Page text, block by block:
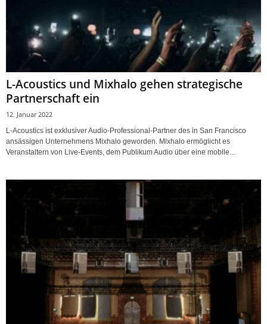
L-Acoustics und Mixhalo gehen strategische
Partnerschaft ein
12. Januar 2022
L-Acoustics ist exklusiver Audio-Professional-Partner des in San Francisco
ansässigen Unternehmens Mixhalo geworden. Mixhalo ermöglicht es
Veranstaltern von Live-Events, dem Publikum Audio über eine mobile...